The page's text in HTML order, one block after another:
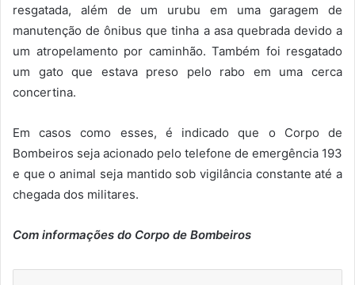
resgatada, além de um urubu em uma garagem de
manutenção de ônibus que tinha a asa quebrada devido a
um atropelamento por caminhão. Também foi resgatado
um gato que estava preso pelo rabo em uma cerca
concertina.
Em casos como esses, é indicado que o Corpo de
Bombeiros seja acionado pelo telefone de emergência 193
e que o animal seja mantido sob vigilância constante até a
chegada dos militares.
Com informações do Corpo de Bombeiros